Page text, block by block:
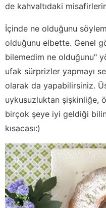
de kahvaltıdaki
İçinde ne olduğunu
olduğunu elbette. Genel
bilemedim ne olduğunu"
ufak sürprizler yapmayı
olarak da yapabilirsiniz.
uykusuzluktan şişkinliğe,
birçok şeye iyi geldiği
kısacası:)